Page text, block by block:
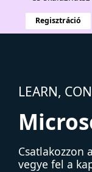
Regisztráció
LEARN,
Csatlakozzon
vegye fel a